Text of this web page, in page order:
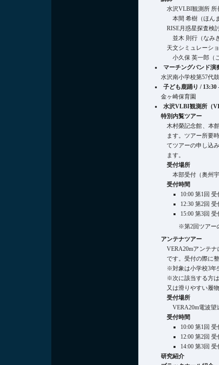
水沢VLBI観測所 所
本間 希樹（ほん
RISE月惑星探査検
並木 則行（なみ
天文シミュレーシ
小久保 英一郎（
マーチングバンド演
水沢南小学校第57代
子ども鹿踊り / 13:30
金ヶ崎保育園
水沢VLBI観測所（
特別内覧ツアー
木村榮記念館、本
ます。ツアー所要
てツアーの申し込
ます。
受付場所
本部受付（奥州
受付時間
10:00 第1回
12:30 第2回
15:00 第3回
※第2回ツアー
アンテナツアー
VERA20mアンテ
です。受付の際に
※対象は小学校3年
※次に該当する方
又は滑りやすい履
受付場所
VERA20m電波
受付時間
10:00 第1回
12:00 第2回
14:00 第3回
研究紹介